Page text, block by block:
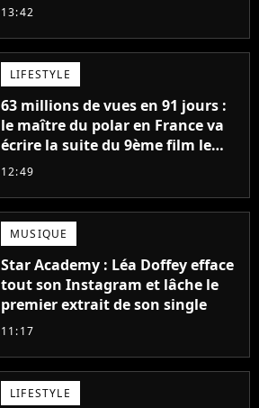
13:42
LIFESTYLE
63 millions de vues en 91 jours :
le maître du polar en France va
écrire la suite du 9ème film le
plus regardé sur Netflix
12:49
MUSIQUE
Star Academy : Léa Doffey efface
tout son Instagram et lâche le
premier extrait de son single
11:17
LIFESTYLE